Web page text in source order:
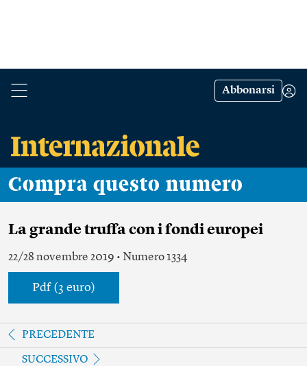
Abbonarsi
Compra questo numero
La grande truffa con i fondi europei
22/28 novembre 2019 • Numero 1334
Pdf (3 euro)
PRECEDENTE
SUCCESSIVO